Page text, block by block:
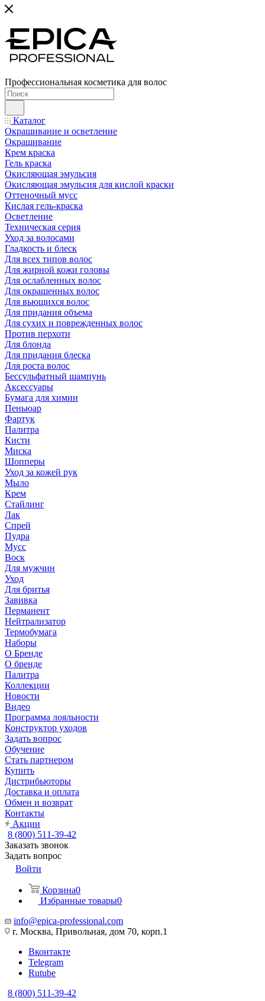
Профессиональная косметика для волос
Каталог
Окрашивание и осветление
Окрашивание
Крем краска
Гель краска
Окисляющая эмульсия
Окисляющая эмульсия для кислой краски
Оттеночный мусс
Кислая гель-краска
Осветление
Техническая серия
Уход за волосами
Гладкость и блеск
Для всех типов волос
Для жирной кожи головы
Для ослабленных волос
Для окрашенных волос
Для вьющихся волос
Для придания объема
Для сухих и поврежденных волос
Против перхоти
Для блонда
Для придания блеска
Для роста волос
Бессульфатный шампунь
Аксессуары
Бумага для химии
Пеньюар
Фартук
Палитра
Кисти
Миска
Шопперы
Уход за кожей рук
Мыло
Крем
Стайлинг
Лак
Спрей
Пудра
Мусс
Воск
Для мужчин
Уход
Для бритья
Завивка
Перманент
Нейтрализатор
Термобумага
Наборы
О Бренде
О бренде
Палитра
Коллекции
Новости
Видео
Программа лояльности
Конструктор уходов
Задать вопрос
Обучение
Стать партнером
Купить
Дистрибьюторы
Доставка и оплата
Обмен и возврат
Контакты
Акции
8 (800) 511-39-42
Заказать звонок
Задать вопрос
Войти
Корзина0
Избранные товары0
info@epica-professional.com
г. Москва, Привольная, дом 70, корп.1
Вконтакте
Telegram
Rutube
8 (800) 511-39-42